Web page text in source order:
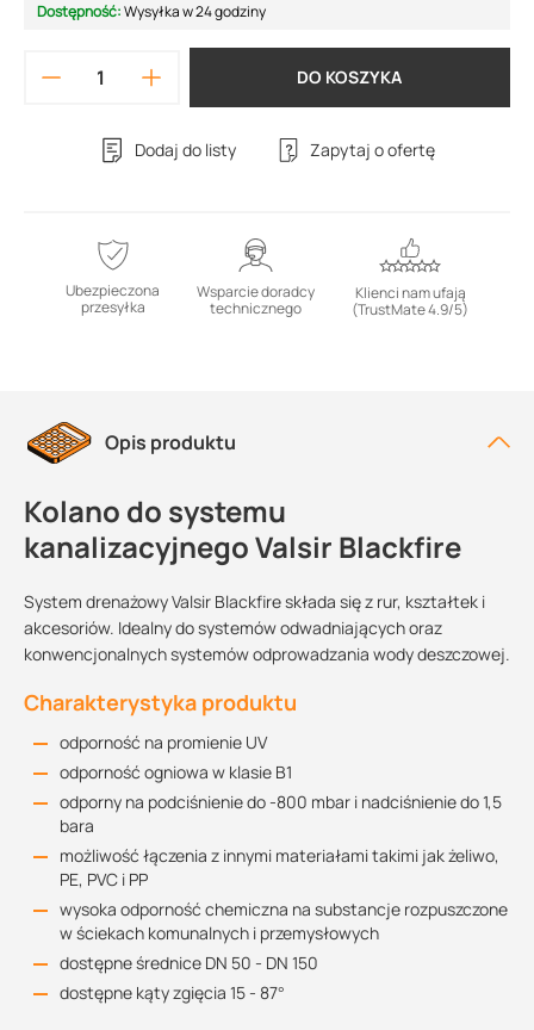
Dostępność:Wysyłka w 24 godziny
DO KOSZYKA
Dodaj do listy Zapytaj o ofertę
Ubezpieczona
przesyłka
Wsparcie doradcy
technicznego
Klienci nam ufają
(TrustMate 4.9/5)
Opis produktu
Kolano do systemu
kanalizacyjnego Valsir Blackfire
System drenażowy Valsir Blackfire składa się z rur, kształtek i
akcesoriów. Idealny do systemów odwadniających oraz
konwencjonalnych systemów odprowadzania wody deszczowej.
Charakterystyka produktu
odporność na promienie UV
odporność ogniowa w klasie B1
odporny na podciśnienie do -800 mbar i nadciśnienie do 1,5
bara
możliwość łączenia z innymi materiałami takimi jak żeliwo,
PE, PVC i PP
wysoka odporność chemiczna na substancje rozpuszczone
w ściekach komunalnych i przemysłowych
dostępne średnice DN 50 - DN 150
dostępne kąty zgięcia 15 - 87°